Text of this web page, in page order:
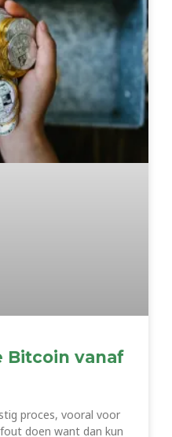
Bitcoin vanaf
proces, vooral voor
doen want dan kun